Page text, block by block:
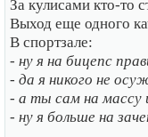
За кулисами кто-то
Выход еще одного
В спортзале:
- ну я на бицепс
- да я никого не
- а ты сам на массу
- ну я больше на